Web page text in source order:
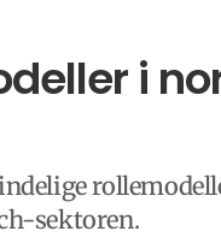
i
sektoren.